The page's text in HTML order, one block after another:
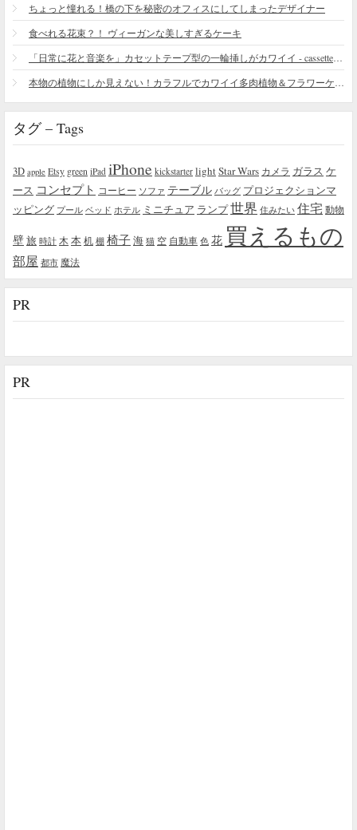
ちょっと憧れる！橋の下を秘密のオフィスにしてしまったデザイナー
食べれる花束？！ ヴィーガンな美しすぎるケーキ
「日常に花と音楽を」カセットテープ型の一輪挿しがカワイイ - cassette vase
本物の植物にしか見えない！カラフルでカワイイ多肉植物＆フラワーケーキ
タグ – Tags
3D apple Etsy green iPad iPhone kickstarter lightStar Wars カメラ ガラス ケ
ース コンセプト コーヒー ソファ テーブル バッグ プロジェクションマ
ッピング プール ベッド ホテル ミニチュア ランプ世界 住みたい 住宅 動物
壁旅 時計 木本机 棚 椅子海 猫 空 自動車 色 花 買えるもの
部屋 都市 魔法
PR
PR